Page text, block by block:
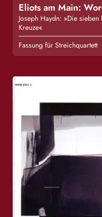
Eliots am Main:
Joseph Haydn: »Die
Kreuze«
Fassung für Streichquartett